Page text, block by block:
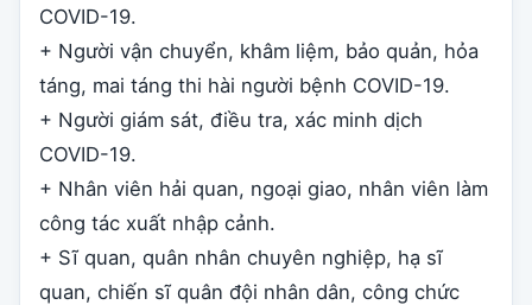
COVID-19.
+ Người vận chuyển, khâm liệm, bảo quản, hỏa
táng, mai táng thi hài người bệnh COVID-19.
+ Người giám sát, điều tra, xác minh dịch
COVID-19.
+ Nhân viên hải quan, ngoại giao, nhân viên làm
công tác xuất nhập cảnh.
+ Sĩ quan, quân nhân chuyên nghiệp, hạ sĩ
quan, chiến sĩ quân đội nhân dân, công chức